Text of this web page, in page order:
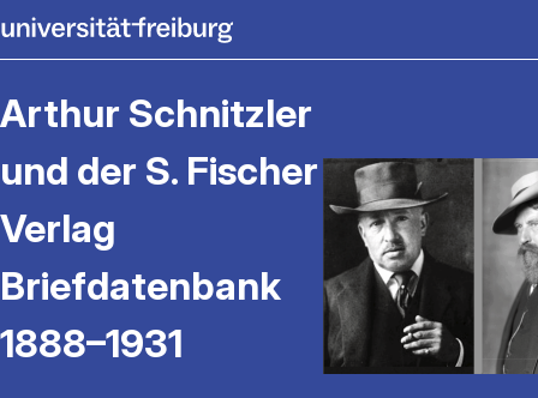
Arthur Schnitzler
und der S. Fischer
Verlag
Briefdatenbank
1888–1931